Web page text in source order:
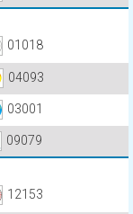
01018
04093
03001
09079
12153